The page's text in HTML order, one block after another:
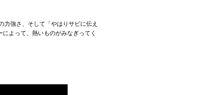
強さ、そして「やはりサビに伝え
よって、熱いものがみなぎってく